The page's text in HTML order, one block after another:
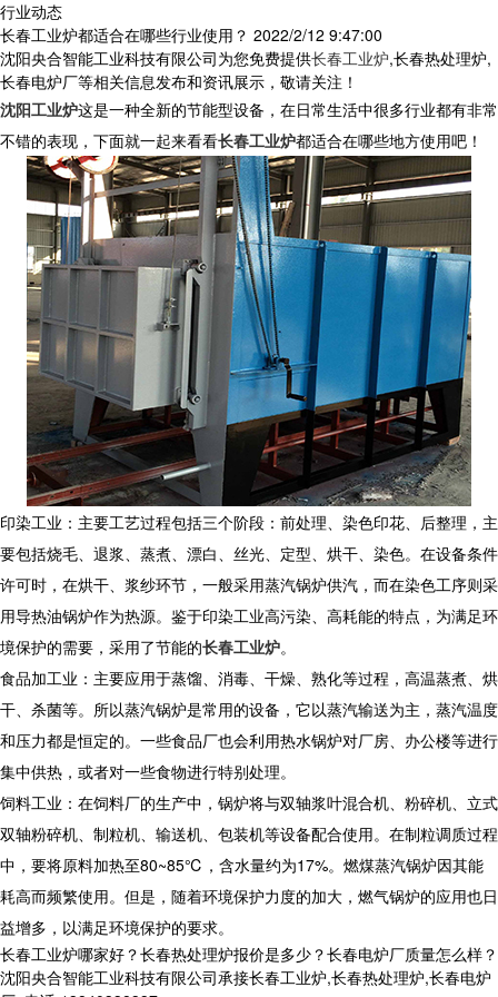
行业动态
长春工业炉都适合在哪些行业使用？ 2022/2/12 9:47:00
沈阳央合智能工业科技有限公司为您免费提供长春工业炉,长春热处理炉,
长春电炉厂等相关信息发布和资讯展示，敬请关注！
沈阳工业炉这是一种全新的节能型设备，在日常生活中很多行业都有非常
不错的表现，下面就一起来看看长春工业炉都适合在哪些地方使用吧！
印染工业：主要工艺过程包括三个阶段：前处理、染色印花、后整理，主
要包括烧毛、退浆、蒸煮、漂白、丝光、定型、烘干、染色。在设备条件
许可时，在烘干、浆纱环节，一般采用蒸汽锅炉供汽，而在染色工序则采
用导热油锅炉作为热源。鉴于印染工业高污染、高耗能的特点，为满足环
境保护的需要，采用了节能的长春工业炉。
食品加工业：主要应用于蒸馏、消毒、干燥、熟化等过程，高温蒸煮、烘
干、杀菌等。所以蒸汽锅炉是常用的设备，它以蒸汽输送为主，蒸汽温度
和压力都是恒定的。一些食品厂也会利用热水锅炉对厂房、办公楼等进行
集中供热，或者对一些食物进行特别处理。
饲料工业：在饲料厂的生产中，锅炉将与双轴浆叶混合机、粉碎机、立式
双轴粉碎机、制粒机、输送机、包装机等设备配合使用。在制粒调质过程
中，要将原料加热至80~85℃，含水量约为17%。燃煤蒸汽锅炉因其能
耗高而频繁使用。但是，随着环境保护力度的加大，燃气锅炉的应用也日
益增多，以满足环境保护的要求。
长春工业炉哪家好？长春热处理炉报价是多少？长春电炉厂质量怎么样？
沈阳央合智能工业科技有限公司承接长春工业炉,长春热处理炉,长春电炉